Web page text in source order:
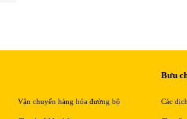
Vận chuyển hàng hóa đường bộ
Bưu
Các